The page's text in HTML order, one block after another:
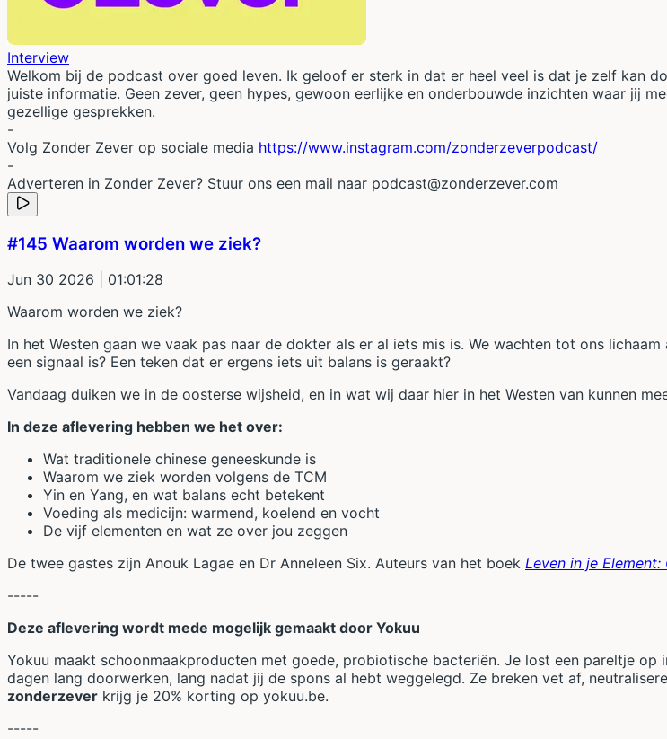
Interview
Welkom bij de podcast over goed leven. Ik geloof er sterk in dat er heel veel is dat je zelf kan
juiste informatie. Geen zever, geen hypes, gewoon eerlijke en onderbouwde inzichten waar jij
gezellige gesprekken.
-
Volg Zonder Zever op sociale media https://www.instagram.com/zonderzeverpodcast/
-
Adverteren in Zonder Zever? Stuur ons een mail naar podcast@zonderzever.com
#145 Waarom worden we ziek?
Jun 30 2026 | 01:01:28
Waarom worden we ziek?
In het Westen gaan we vaak pas naar de dokter als er al iets mis is. We wachten tot ons
een signaal is? Een teken dat er ergens iets uit balans is geraakt?
Vandaag duiken we in de oosterse wijsheid, en in wat wij daar hier in het Westen van kunnen
In deze aflevering hebben we het over:
Wat traditionele chinese geneeskunde is
Waarom we ziek worden volgens de TCM
Yin en Yang, en wat balans echt betekent
Voeding als medicijn: warmend, koelend en vocht
De vijf elementen en wat ze over jou zeggen
De twee gastes zijn Anouk Lagae en Dr Anneleen Six. Auteurs van het boek Leven in je
-----
Deze aflevering wordt mede mogelijk gemaakt door Yokuu
Yokuu maakt schoonmaakproducten met goede, probiotische bacteriën. Je lost een pareltje
dagen lang doorwerken, lang nadat jij de spons al hebt weggelegd. Ze breken vet af,
zonderzever krijg je 20% korting op yokuu.be.
-----